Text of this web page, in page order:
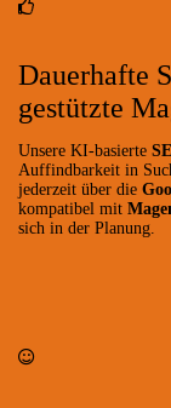
Dauerhafte
gestützte
Unsere KI-basierte
Auffindbarkeit in
jederzeit über die
kompatibel mit
sich in der Planung.